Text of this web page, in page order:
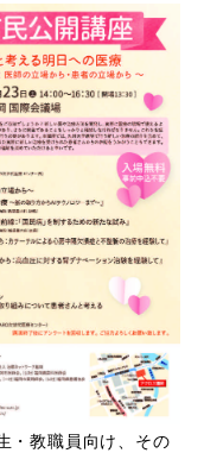
・教職員向け、その